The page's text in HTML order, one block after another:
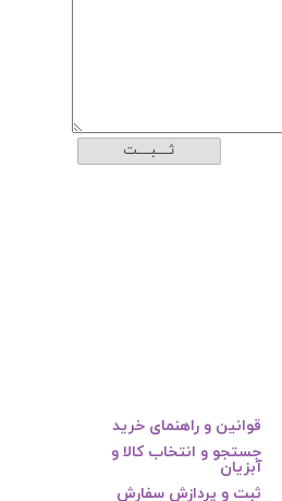
ثــــبــــت
قوانین و راهنمای خرید
جستجو و انتخاب کالا و
آبزیان
ثبت و پردازش سفارش